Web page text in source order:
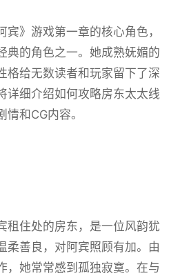
宾》游戏第一章的核心角色，
典的角色之一。她成熟妩媚的
格给无数读者和玩家留下了深
详细介绍如何攻略房东太太线
和CG内容。
租住处的房东，是一位风韵犹
柔善良，对阿宾照顾有加。由
，她常常感到孤独寂寞。在与